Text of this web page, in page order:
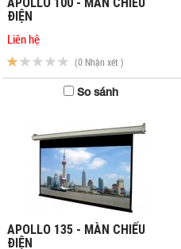
ĐIỆN
Liên hệ
(0 Nhận xét )
So sánh
APOLLO 135 - MÀN CHIẾU
ĐIỆN